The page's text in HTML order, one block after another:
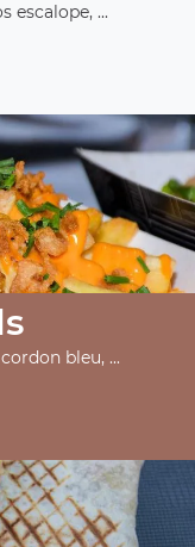
escalope, ...
bleu, ...